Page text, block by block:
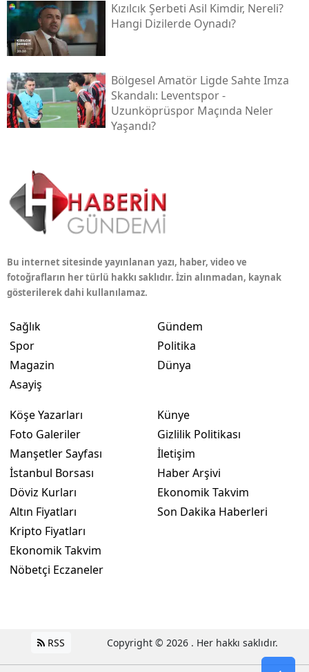
Kızılcık Şerbeti Asil Kimdir, Nereli?
Hangi Dizilerde Oynadı?
Bölgesel Amatör Ligde Sahte Imza
Skandalı: Leventspor -
Uzunköprüspor Maçında Neler
Yaşandı?
Bu internet sitesinde yayınlanan yazı, haber, video ve
fotoğrafların her türlü hakkı saklıdır. İzin alınmadan, kaynak
gösterilerek dahi kullanılamaz.
Sağlık
Spor
Magazin
Asayiş
Gündem
Politika
Dünya
Köşe Yazarları
Foto Galeriler
Manşetler Sayfası
İstanbul Borsası
Döviz Kurları
Altın Fiyatları
Kripto Fiyatları
Ekonomik Takvim
Nöbetçi Eczaneler
Künye
Gizlilik Politikası
İletişim
Haber Arşivi
Ekonomik Takvim
Son Dakika Haberleri
RSS Copyright © 2026 . Her hakkı saklıdır.